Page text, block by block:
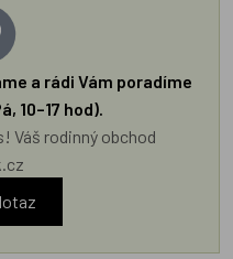
a rádi Vám poradíme
10–17 hod).
Váš rodinný obchod